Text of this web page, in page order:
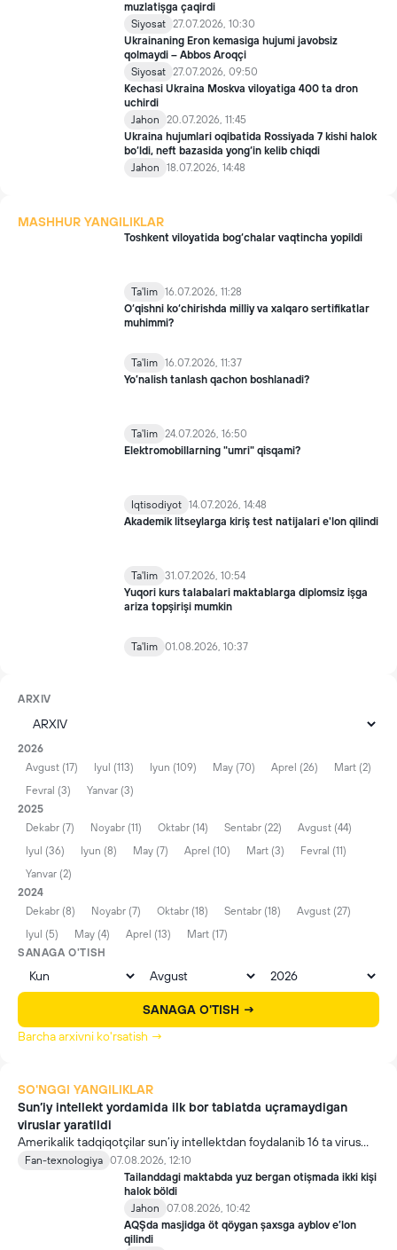
muzlatişga çaqirdi
Siyosat 27.07.2026, 10:30
Ukrainaning Eron kemasiga hujumi javobsiz
qolmaydi – Abbos Aroqçi
Siyosat 27.07.2026, 09:50
Kechasi Ukraina Moskva viloyatiga 400 ta dron
uchirdi
Jahon
20.07.2026, 11:45
Ukraina hujumlari oqibatida Rossiyada 7 kishi halok
bo‘ldi, neft bazasida yong‘in kelib chiqdi
Jahon
18.07.2026, 14:48
MASHHUR YANGILIKLAR
Toshkent viloyatida bog‘chalar vaqtincha yopildi
Ta'lim 16.07.2026, 11:28
O‘qishni ko‘chirishda milliy va xalqaro sertifikatlar
muhimmi?
Ta'lim 16.07.2026, 11:37
Yo’nalish tanlash qachon boshlanadi?
Ta'lim 24.07.2026, 16:50
Elektromobillarning "umri" qisqami?
Iqtisodiyot 14.07.2026, 14:48
Akademik litseylarga kiriş test natijalari e'lon qilindi
Ta'lim 31.07.2026, 10:54
Yuqori kurs talabalari maktablarga diplomsiz işga
ariza topşirişi mumkin
Ta'lim 01.08.2026, 10:37
ARXIV
2026
Avgust (17)
Iyul (113) Iyun (109) May (70) Aprel (26)
Mart (2)
Fevral (3)
Yanvar (3)
2025
Dekabr (7)
Noyabr (11) Oktabr (14) Sentabr (22)
Avgust (44)
Iyul (36)
Iyun (8) May (7) Aprel (10) Mart (3)
Fevral (11)
Yanvar (2)
2024
Dekabr (8)
Noyabr (7) Oktabr (18) Sentabr (18)
Avgust (27)
Iyul (5)
May (4) Aprel (13)
Mart (17)
SANAGA O'TISH
SANAGA O'TISH →
Barcha arxivni ko'rsatish →
SO'NGGI YANGILIKLAR
Sun’iy intellekt yordamida ilk bor tabiatda uçramaydigan
viruslar yaratildi
Amerikalik tadqiqotçilar sun’iy intellektdan foydalanib 16 ta virus
yaratdi. Bu kaşfiyot yangi yutuqlarga umid uyğotiş bilan birga,
undan notöğri maqsadda foydalaniliş borasidagi xavotirlarni ham
Fan-texnologiya 07.08.2026, 12:10
Tailanddagi maktabda yuz bergan otişmada ikki kişi
halok böldi
Jahon
07.08.2026, 10:42
AQŞda masjidga öt qöygan şaxsga ayblov e’lon
qilindi